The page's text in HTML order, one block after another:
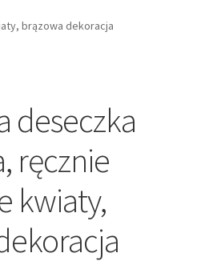
brązowa dekoracja
deseczka
ręcznie
kwiaty,